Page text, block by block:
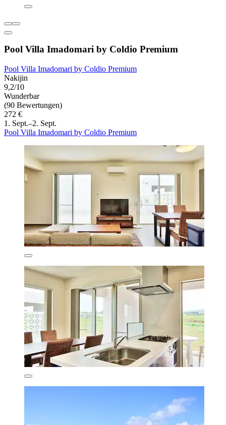
Pool Villa Imadomari by Coldio Premium
Pool Villa Imadomari by Coldio Premium
Nakijin
9,2/10
Wunderbar
(90 Bewertungen)
272 €
1. Sept.–2. Sept.
Pool Villa Imadomari by Coldio Premium